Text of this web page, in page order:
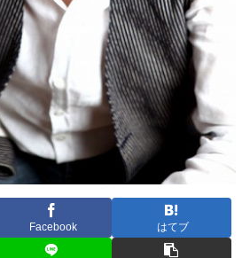
Facebook はてブ